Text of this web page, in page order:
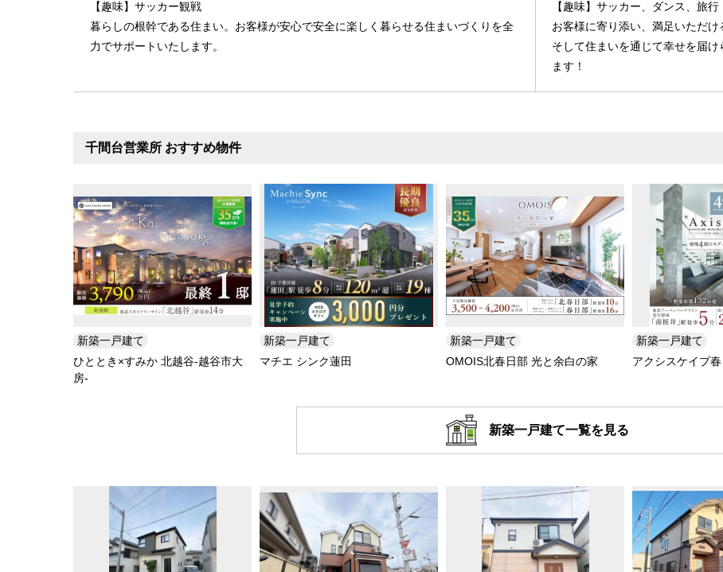
【趣味】サッカー観戦
暮らしの根幹である住まい。お客様が安心で安全に楽しく暮らせる住まいづくりを全
力でサポートいたします。
【趣味】サッカー、ダンス、旅行
お客様に寄り添い、満足いただけ
そして住まいを通じて幸せを届
ます！
千間台営業所 おすすめ物件
新築一戸建て
ひととき×すみか 北越谷-越谷市大
房-
新築一戸建て
マチエ シンク蓮田
新築一戸建て
OMOIS北春日部 光と余白の家
新築一戸建て
アクシスケイプ
新築一戸建て一覧を見る